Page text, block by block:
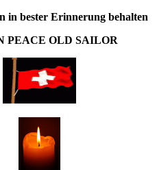
in bester Erinnerung behalten
PEACE OLD SAILOR